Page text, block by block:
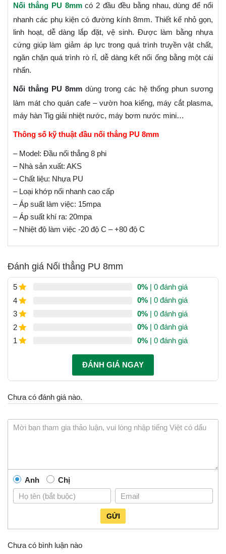
Nối thẳng PU 8mmcó 2 đầu đều bằng nhau, dùng để nổi
nhanh các phụ kiện có đường kính 8mm. Thiết kế nhỏ gọn,
linh hoạt, dễ dàng lắp đặt, vệ sinh. Được làm bằng nhựa
cứng giúp làm giảm áp lực trong quá trình truyền vật chất,
ngăn chặn quá trình rò rỉ, dễ dàng kết nối ống bằng một cái
nhấn.
Nối thẳng PU 8mm dùng trong các hệ thống phun sương
làm mát cho quán cafe – vườn hoa kiểng, máy cắt plasma,
máy hàn Tig giải nhiệt nước, máy bơm nước mini…
Thông số kỹ thuật đầu nối thẳng PU 8mm
– Model: Đầu nối thẳng 8 phi
– Nhà sản xuất: AKS
– Chất liệu: Nhựa PU
– Loại khớp nối nhanh cao cấp
– Áp suất làm việc: 15mpa
– Áp suất khí ra: 20mpa
– Nhiệt độ làm việc -20 độ C – +80 độ C
Đánh giá Nối thẳng PU 8mm
5 0% | 0 đánh giá
4
0% | 0 đánh giá
3
0% | 0 đánh giá
2
0% | 0 đánh giá
1
0% | 0 đánh giá
ĐÁNH GIÁ NGAY
Chưa có đánh giá nào.
Anh Chị
GỬI
Chưa có bình luận nào